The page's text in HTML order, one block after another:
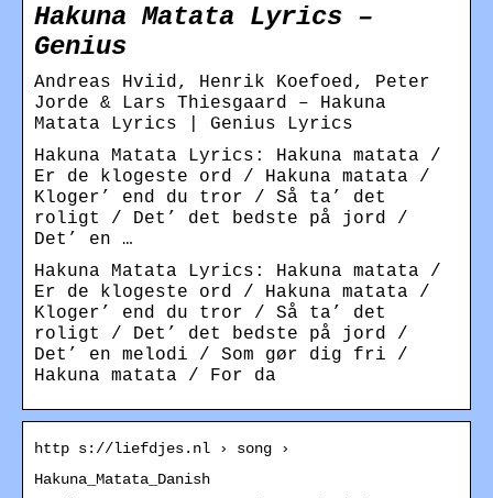
Hakuna Matata Lyrics –
Genius
Andreas Hviid, Henrik Koefoed, Peter
Jorde & Lars Thiesgaard – Hakuna
Matata Lyrics | Genius Lyrics
Hakuna Matata Lyrics: Hakuna matata /
Er de klogeste ord / Hakuna matata /
Kloger’ end du tror / Så ta’ det
roligt / Det’ det bedste på jord /
Det’ en …
Hakuna Matata Lyrics: Hakuna matata /
Er de klogeste ord / Hakuna matata /
Kloger’ end du tror / Så ta’ det
roligt / Det’ det bedste på jord /
Det’ en melodi / Som gør dig fri /
Hakuna matata / For da
http s://liefdjes.nl › song ›
Hakuna_Matata_Danish